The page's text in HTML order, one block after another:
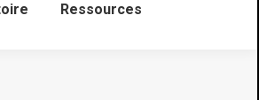
Ressources